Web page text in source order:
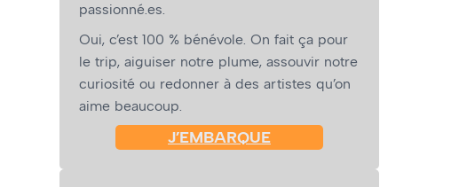
passionné.es.
Oui, c’est 100 % bénévole. On fait ça pour
le trip, aiguiser notre plume, assouvir notre
curiosité ou redonner à des artistes qu’on
aime beaucoup.
J’EMBARQUE